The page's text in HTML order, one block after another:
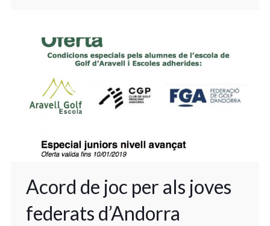
Acord de joc per als joves
federats d’Andorra